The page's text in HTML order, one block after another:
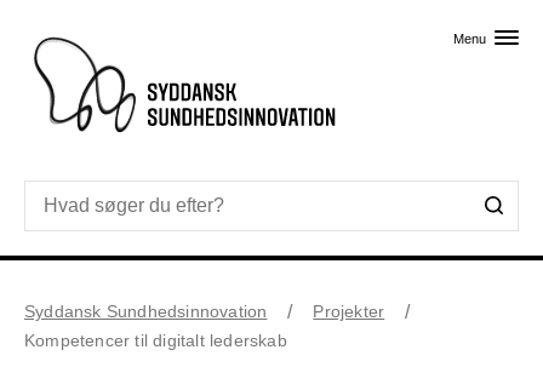
Menu
Syddansk Sundhedsinnovation
Projekter
Kompetencer til digitalt lederskab